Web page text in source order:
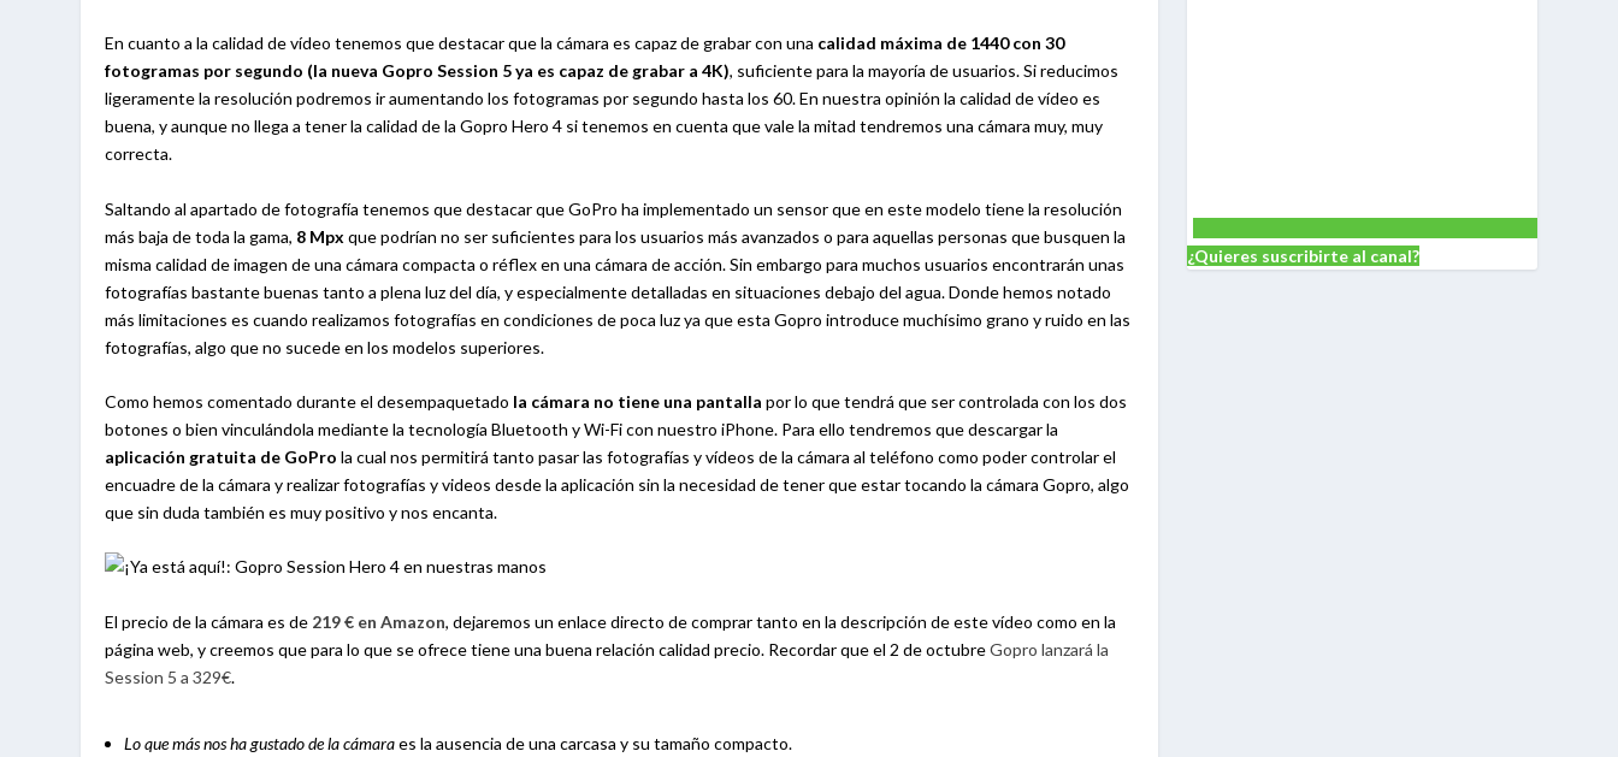
En cuanto a la calidad de vídeo tenemos que destacar que la cámara es capaz de grabar con una calidad máxima de 1440 con 30
fotogramas por segundo (la nueva Gopro Session 5 ya es capaz de grabar a 4K), suficiente para la mayoría de usuarios. Si reducimos
ligeramente la resolución podremos ir aumentando los fotogramas por segundo hasta los 60. En nuestra opinión la calidad de vídeo es
buena, y aunque no llega a tener la calidad de la Gopro Hero 4 si tenemos en cuenta que vale la mitad tendremos una cámara muy, muy
correcta.
Saltando al apartado de fotografía tenemos que destacar que GoPro ha implementado un sensor que en este modelo tiene la resolución
más baja de toda la gama, 8 Mpx que podrían no ser suficientes para los usuarios más avanzados o para aquellas personas que busquen la
misma calidad de imagen de una cámara compacta o réflex en una cámara de acción. Sin embargo para muchos usuarios encontrarán unas
fotografías bastante buenas tanto a plena luz del día, y especialmente detalladas en situaciones debajo del agua. Donde hemos notado
más limitaciones es cuando realizamos fotografías en condiciones de poca luz ya que esta Gopro introduce muchísimo grano y ruido en las
fotografías, algo que no sucede en los modelos superiores.
Como hemos comentado durante el desempaquetado la cámara no tiene una pantalla por lo que tendrá que ser controlada con los dos
botones o bien vinculándola mediante la tecnología Bluetooth y Wi-Fi con nuestro iPhone. Para ello tendremos que descargar la
aplicación gratuita de GoPro la cual nos permitirá tanto pasar las fotografías y vídeos de la cámara al teléfono como poder controlar el
encuadre de la cámara y realizar fotografías y videos desde la aplicación sin la necesidad de tener que estar tocando la cámara Gopro, algo
que sin duda también es muy positivo y nos encanta.
El precio de la cámara es de 219 € en Amazon, dejaremos un enlace directo de comprar tanto en la descripción de este vídeo como en la
página web, y creemos que para lo que se ofrece tiene una buena relación calidad precio. Recordar que el 2 de octubreGopro lanzará la
Session 5 a 329€.
Lo que más nos ha gustado de la cámaraes la ausencia de una carcasa y su tamaño compacto.
¿Quieres suscribirte al canal?